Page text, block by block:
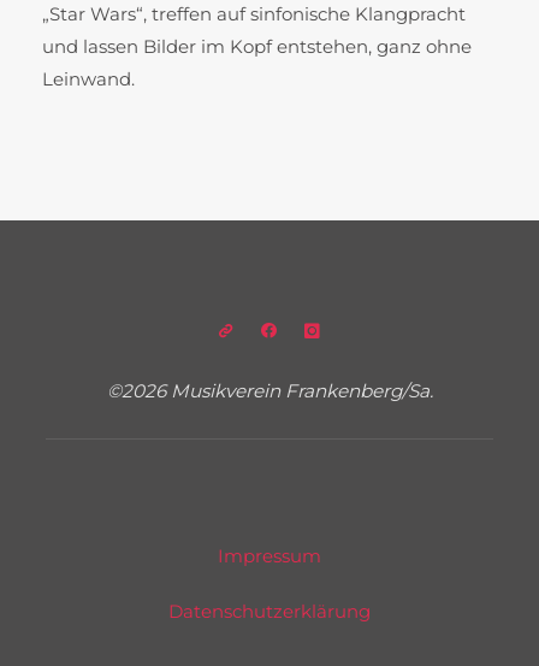
„Star Wars“, treffen auf sinfonische Klangpracht
und lassen Bilder im Kopf entstehen, ganz ohne
Leinwand.
©2026 Musikverein Frankenberg/Sa.
Impressum
Datenschutzerklärung